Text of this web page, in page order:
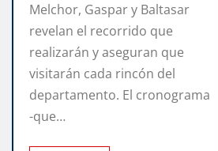
Melchor, Gaspar y Baltasar
revelan el recorrido que
realizarán y aseguran que
visitarán cada rincón del
departamento. El cronograma
-que…